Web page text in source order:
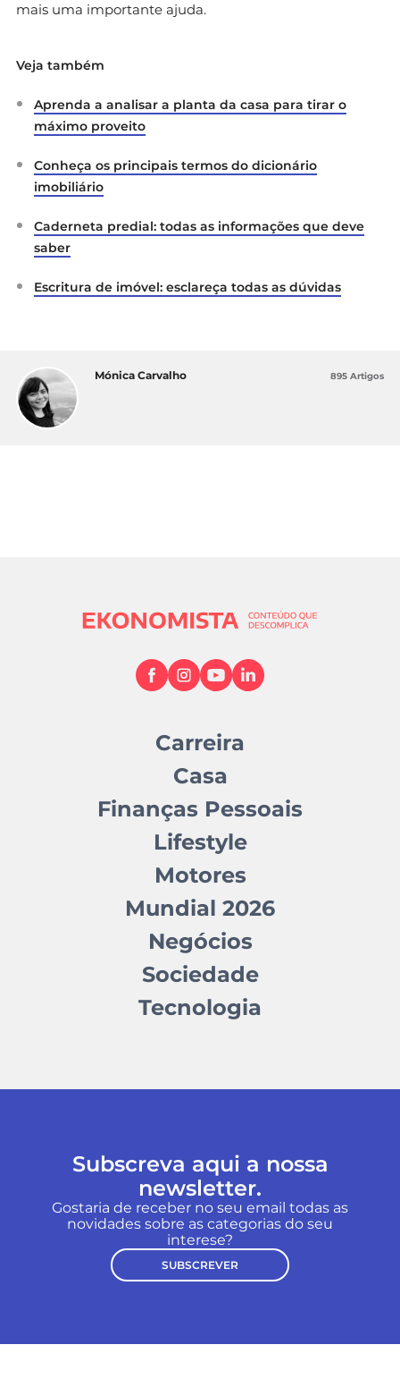
mais uma importante ajuda.
Veja também
Aprenda a analisar a planta da casa para tirar o
máximo proveito
Conheça os principais termos do dicionário
imobiliário
Caderneta predial: todas as informações que deve
saber
Escritura de imóvel: esclareça todas as dúvidas
Mónica Carvalho 895 Artigos
Carreira
Casa
Finanças Pessoais
Lifestyle
Motores
Mundial 2026
Negócios
Sociedade
Tecnologia
Subscreva aqui a nossa
newsletter.
Gostaria de receber no seu email todas as
novidades sobre as categorias do seu
interese?
SUBSCREVER